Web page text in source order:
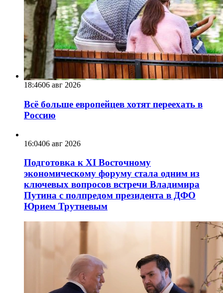
18:4606 авг 2026
Всё больше европейцев хотят переехать в
Россию
16:0406 авг 2026
Подготовка к XI Восточному
экономическому форуму стала одним из
ключевых вопросов встречи Владимира
Путина с полпредом президента в ДФО
Юрием Трутневым